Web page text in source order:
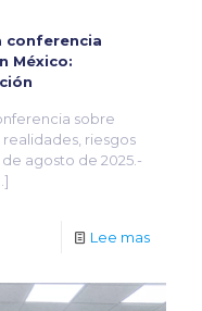
conferencia
México:
sobre
riesgos
agosto de 2025.-
Lee mas